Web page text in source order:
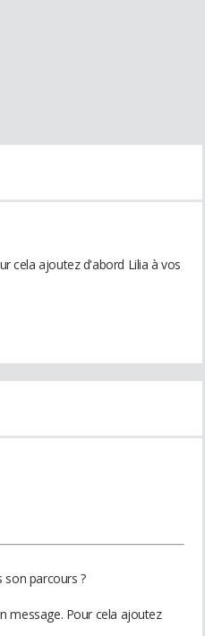
cela ajoutez d'abord Lilia à vos
son parcours ?
message. Pour cela ajoutez